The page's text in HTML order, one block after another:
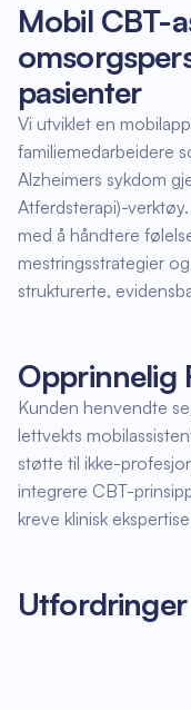
Mobil CBT-
pasienter
Vi utviklet en
familiemedarbeidere
Alzheimers sykdom
Atferdsterapi)-
med å håndtere
mestringsstrategier
strukturerte,
Opprinnelig
Kunden henvendte
lettvekts
støtte til ikke-
integrere CBT-
kreve klinisk